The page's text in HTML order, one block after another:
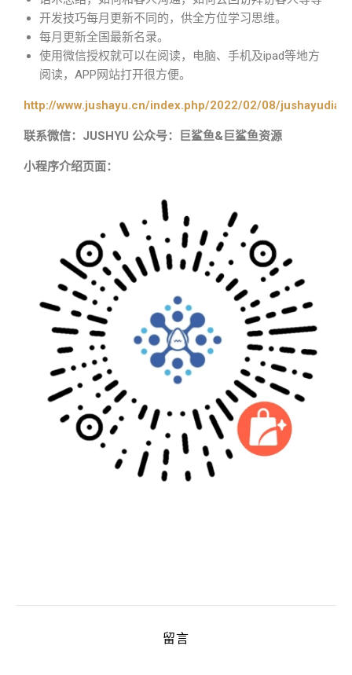
开发技巧每月更新不同的，供全方位学习思维。
每月更新全国最新名录。
使用微信授权就可以在阅读，电脑、手机及ipad等地方
阅读，APP网站打开很方便。
http://www.jushayu.cn/index.php/2022/02/08/
联系微信：JUSHYU 公众号：巨鲨鱼&巨鲨鱼资源
小程序介绍页面：
留言